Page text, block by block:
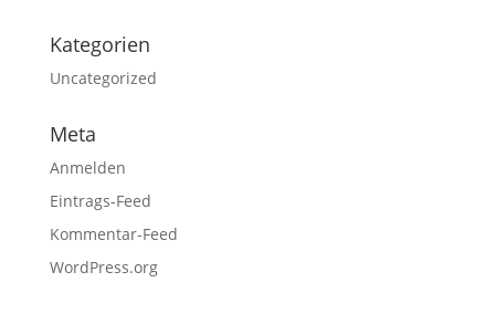
Kategorien
Uncategorized
Meta
Anmelden
Eintrags-Feed
Kommentar-Feed
WordPress.org